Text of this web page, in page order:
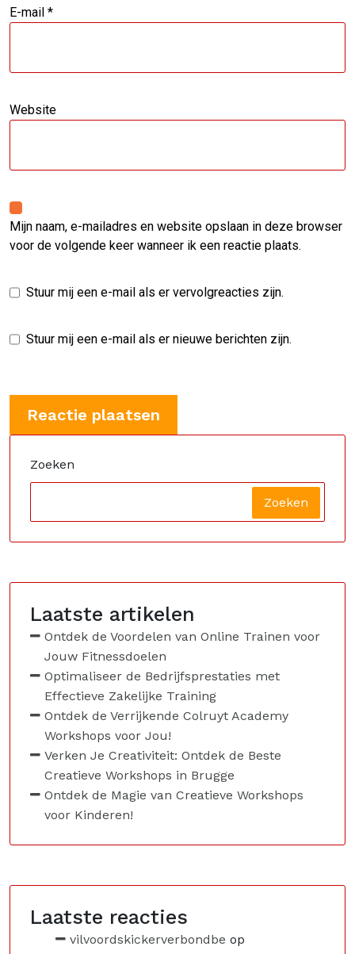
E-mail *
Website
Mijn naam, e-mailadres en website opslaan in deze browser
voor de volgende keer wanneer ik een reactie plaats.
Stuur mij een e-mail als er vervolgreacties zijn.
Stuur mij een e-mail als er nieuwe berichten zijn.
Zoeken
Zoeken
Laatste artikelen
Ontdek de Voordelen van Online Trainen voor
Jouw Fitnessdoelen
Optimaliseer de Bedrijfsprestaties met
Effectieve Zakelijke Training
Ontdek de Verrijkende Colruyt Academy
Workshops voor Jou!
Verken Je Creativiteit: Ontdek de Beste
Creatieve Workshops in Brugge
Ontdek de Magie van Creatieve Workshops
voor Kinderen!
Laatste reacties
vilvoordskickerverbondbe op